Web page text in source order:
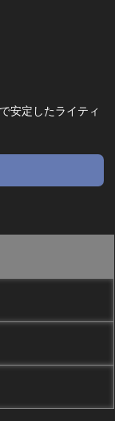
安定したライティ